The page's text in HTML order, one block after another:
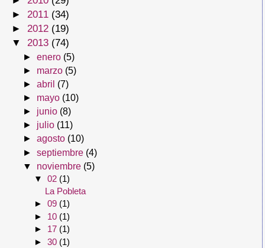
► 2011 (34)
► 2012 (19)
▼ 2013 (74)
►enero (5)
► marzo (5)
►abril (7)
► mayo (10)
► junio (8)
► julio (11)
►agosto (10)
►septiembre (4)
▼ noviembre (5)
▼ 02 (1)
La Pobleta
► 09 (1)
► 10 (1)
► 17 (1)
► 30 (1)